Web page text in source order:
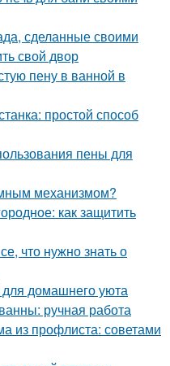
сделанные своими
свой двор
пену в ванной в
простой способ
пены для
механизмом?
как защитить
что нужно знать о
домашнего уюта
ручная работа
из профлиста: советами